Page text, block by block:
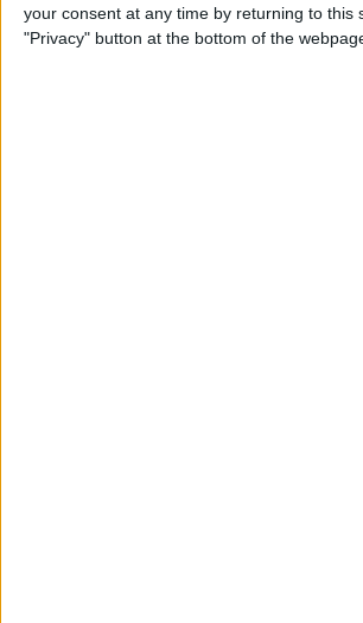
your consent at any time by returning to this
"Privacy" button at the bottom of the
Froome também negou que tenha